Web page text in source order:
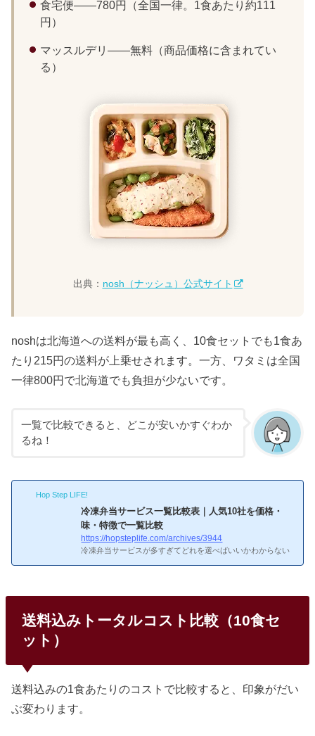
食宅便——780円（全国一律。1食あたり約111
円）
マッスルデリ——無料（商品価格に含まれてい
る）
出典： nosh（ナッシュ）公式サイト
noshは北海道への送料が最も高く、10食セットでも1食あ
たり215円の送料が上乗せされます。一方、ワタミは全国
一律800円で北海道でも負担が少ないです。
一覧で比較できると、どこが安いかすぐわか
るね！
Hop Step LIFE!
冷凍弁当サービス一覧比較表｜人気10社を価格・
味・特徴で一覧比較
https://hopsteplife.com/archives/3944
冷凍弁当サービスが多すぎてどれを選べばいいかわからない
った2〜3社に絞って初回割引で食べ比べるのが、一番確実な
見比較10社の中でも利用者数が多く、初めての人に選ばれや
送料込みトータルコスト比較（10食セ
ット）
送料込みの1食あたりのコストで比較すると、印象がだい
ぶ変わります。